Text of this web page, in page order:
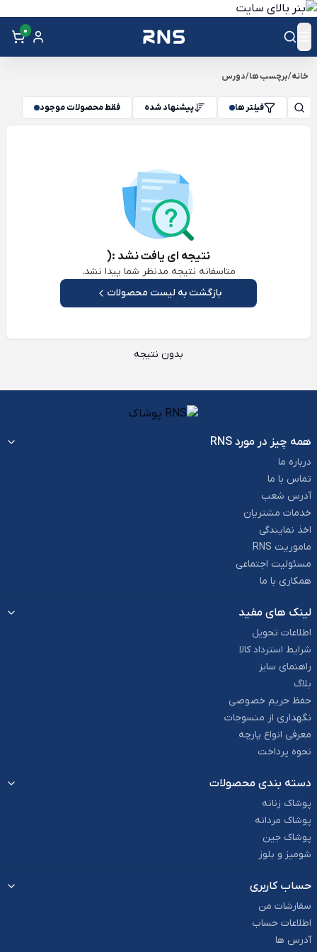
0
خانه/برچسب ها/دورس
فیلتر ها پیشنهاد شده فقط محصولات موجود
نتیجه ای یافت نشد :(
متاسفانه نتیجه مدنظر شما پیدا نشد.
بازگشت به لیست محصولات
بدون نتیجه
همه چیز در مورد RNS
درباره ما
تماس با ما
آدرس شعب
خدمات مشتریان
اخذ نمایندگی
ماموریت RNS
مسئولیت اجتماعی
همکاری با ما
لینک های مفید
اطلاعات تحویل
شرایط استرداد کالا
راهنمای سایز
بلاگ
حفظ حریم خصوصی
نگهداری از منسوجات
معرفی انواع پارچه
نحوه پرداخت
دسته بندی محصولات
پوشاک زنانه
پوشاک مردانه
پوشاک جین
شومیز و بلوز
حساب کاربری
سفارشات من
اطلاعات حساب
آدرس ها